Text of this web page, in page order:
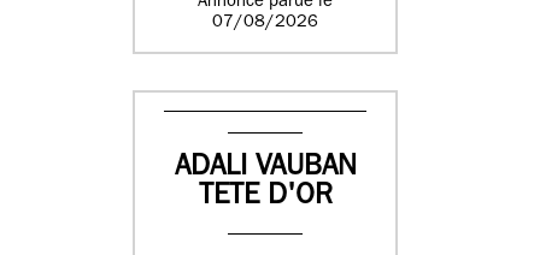
07/08/2026
ADALI VAUBAN
TETE D'OR